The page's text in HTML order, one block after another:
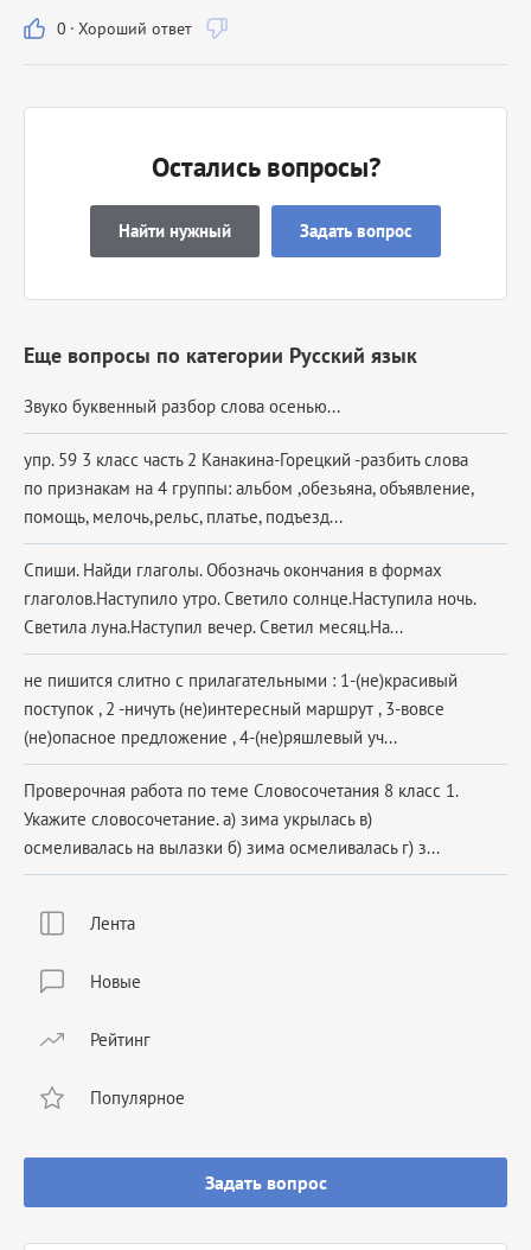
Лента
Новые
Рейтинг
Популярное
Задать вопрос
0 · Хороший ответ
Остались вопросы?
Найти нужный Задать вопрос
Еще вопросы по категории Русский язык
Звуко буквенный разбор слова осенью...
упр. 59 3 класс часть 2 Канакина-Горецкий -разбить слова
по признакам на 4 группы: альбом ,обезьяна, объявление,
помощь, мелочь,рельс, платье, подъезд...
Спиши. Найди глаголы. Обозначь окончания в формах
глаголов.Наступило утро. Светило солнце.Наступила ночь.
Светила луна.Наступил вечер. Светил месяц.На...
не пишится слитно с прилагательными : 1-(не)красивый
поступок , 2 -ничуть (не)интересный маршрут , 3-вовсе
(не)опасное предложение , 4-(не)ряшлевый уч...
Проверочная работа по теме Словосочетания 8 класс 1.
Укажите словосочетание. а) зима укрылась в)
осмеливалась на вылазки б) зима осмеливалась г) з...